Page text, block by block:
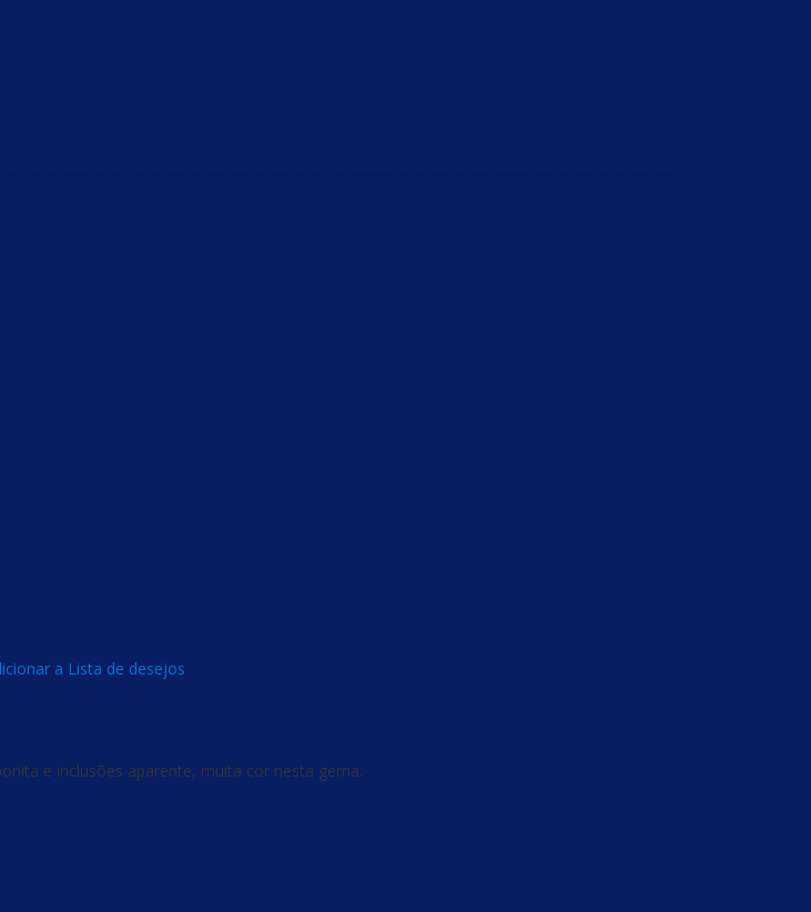
a Lista de desejos
e inclusões aparente, muita cor nesta gema.